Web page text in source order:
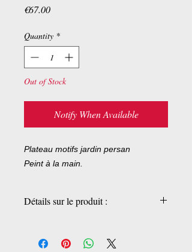
€67.00Price
Quantity *
Out of Stock
Notify When Available
Plateau motifs jardin persan
Peint à la main.
Détails sur le produit :
28 x 7